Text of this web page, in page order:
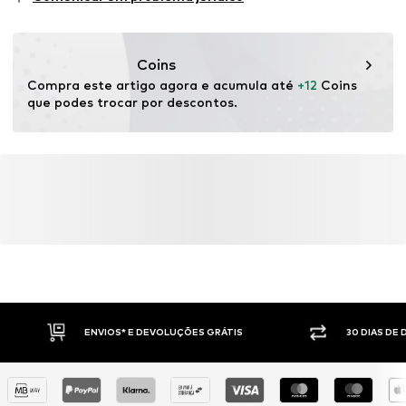
Tipos de desporto: Lifestyle
Funcionalidades: Adaptável/stretch
Coins
Compra este artigo agora e acumula até +12 Coins
que podes trocar por descontos.
ENVIOS* E DEVOLUÇÕES GRÁTIS 30 DIAS DE